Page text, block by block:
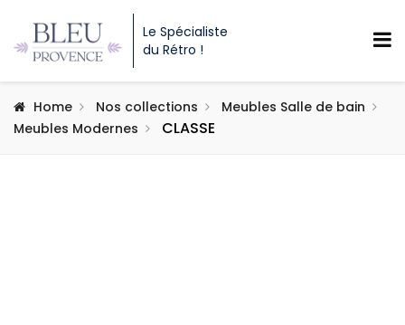
Le Spécialiste
du Rétro !
Home Nos collections
Meubles Salle de bain
Meubles Modernes
CLASSE